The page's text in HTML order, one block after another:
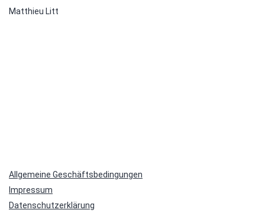
Matthieu Litt
Allgemeine Geschäftsbedingungen
Impressum
Datenschutzerklärung